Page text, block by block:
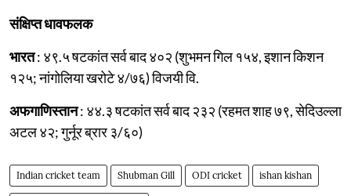
संक्षिप्त धावफलक
भारत: ४९.५ षटकांत सर्व बाद ४०२ (शुभमन गिल १५४, इशान किशन
१२५; नांगोलिया खरोटे ४/७६) विजयी वि.
अफगाणिस्तान: ४४.३ षटकांत सर्व बाद २३२ (रहमत शाह ७९, सेदिउल्ला
अटल ४२; गुर्नूर ब्रार ३/६०)
Indian cricket team Shubman Gill ODI cricket ishan kishan